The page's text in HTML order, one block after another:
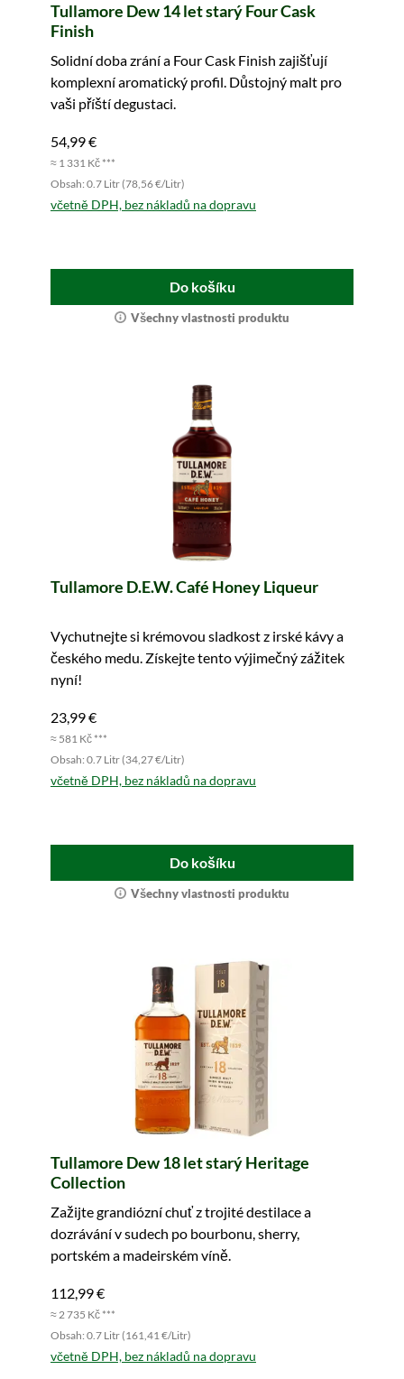
Tullamore Dew 14 let starý Four Cask
Finish
Solidní doba zrání a Four Cask Finish zajišťují
komplexní aromatický profil. Důstojný malt pro
vaši příští degustaci.
54,99 €
≈ 1 331 Kč ***
Obsah: 0.7 Litr (78,56 €/Litr)
včetně DPH, bez nákladů na dopravu
Do košíku
Všechny vlastnosti produktu
Tullamore D.E.W. Café Honey Liqueur
Vychutnejte si krémovou sladkost z irské kávy a
českého medu. Získejte tento výjimečný zážitek
nyní!
23,99 €
≈ 581 Kč ***
Obsah: 0.7 Litr (34,27 €/Litr)
včetně DPH, bez nákladů na dopravu
Do košíku
Všechny vlastnosti produktu
Tullamore Dew 18 let starý Heritage
Collection
Zažijte grandiózní chuť z trojité destilace a
dozrávání v sudech po bourbonu, sherry,
portském a madeirském víně.
112,99 €
≈ 2 735 Kč ***
Obsah: 0.7 Litr (161,41 €/Litr)
včetně DPH, bez nákladů na dopravu